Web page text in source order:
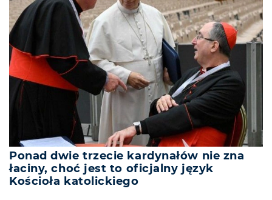
Ponad dwie trzecie kardynałów nie zna
łaciny, choć jest to oficjalny język
Kościoła katolickiego